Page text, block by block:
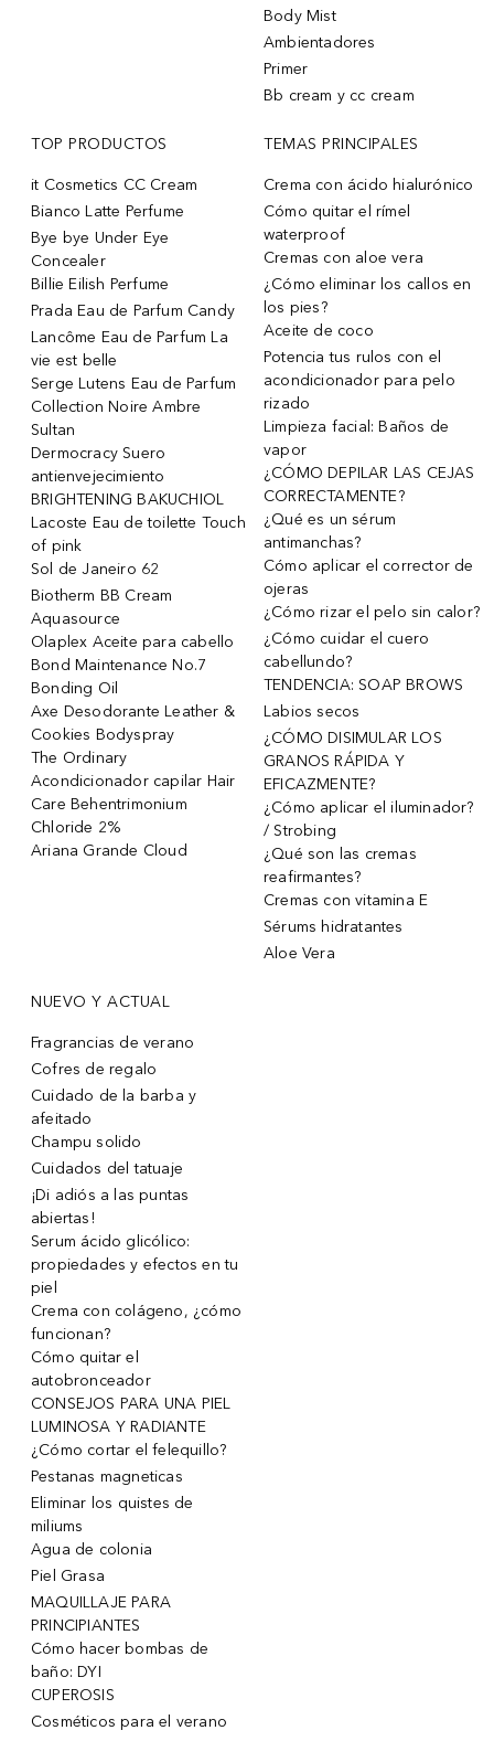
Body Mist
Ambientadores
Primer
Bb cream y cc cream
TOP PRODUCTOS
it Cosmetics CC Cream
Bianco Latte Perfume
Bye bye Under Eye
Concealer
Billie Eilish Perfume
Prada Eau de Parfum Candy
Lancôme Eau de Parfum La
vie est belle
Serge Lutens Eau de Parfum
Collection Noire Ambre
Sultan
Dermocracy Suero
antienvejecimiento
BRIGHTENING BAKUCHIOL
Lacoste Eau de toilette Touch
of pink
Sol de Janeiro 62
Biotherm BB Cream
Aquasource
Olaplex Aceite para cabello
Bond Maintenance No.7
Bonding Oil
Axe Desodorante Leather &
Cookies Bodyspray
The Ordinary
Acondicionador capilar Hair
Care Behentrimonium
Chloride 2%
Ariana Grande Cloud
TEMAS PRINCIPALES
Crema con ácido hialurónico
Cómo quitar el rímel
waterproof
Cremas con aloe vera
¿Cómo eliminar los callos en
los pies?
Aceite de coco
Potencia tus rulos con el
acondicionador para pelo
rizado
Limpieza facial: Baños de
vapor
¿CÓMO DEPILAR LAS CEJAS
CORRECTAMENTE?
¿Qué es un sérum
antimanchas?
Cómo aplicar el corrector de
ojeras
¿Cómo rizar el pelo sin calor?
¿Cómo cuidar el cuero
cabellundo?
TENDENCIA: SOAP BROWS
Labios secos
¿CÓMO DISIMULAR LOS
GRANOS RÁPIDA Y
EFICAZMENTE?
¿Cómo aplicar el iluminador?
/ Strobing
¿Qué son las cremas
reafirmantes?
Cremas con vitamina E
Sérums hidratantes
Aloe Vera
NUEVO Y ACTUAL
Fragrancias de verano
Cofres de regalo
Cuidado de la barba y
afeitado
Champu solido
Cuidados del tatuaje
¡Di adiós a las puntas
abiertas!
Serum ácido glicólico:
propiedades y efectos en tu
piel
Crema con colágeno, ¿cómo
funcionan?
Cómo quitar el
autobronceador
CONSEJOS PARA UNA PIEL
LUMINOSA Y RADIANTE
¿Cómo cortar el felequillo?
Pestanas magneticas
Eliminar los quistes de
miliums
Agua de colonia
Piel Grasa
MAQUILLAJE PARA
PRINCIPIANTES
Cómo hacer bombas de
baño: DYI
CUPEROSIS
Cosméticos para el verano